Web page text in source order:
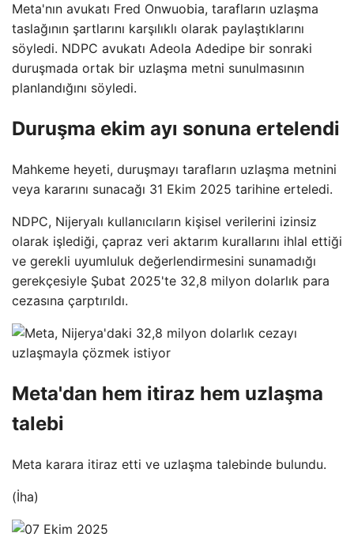
Meta'nın avukatı Fred Onwuobia, tarafların uzlaşma
taslağının şartlarını karşılıklı olarak paylaştıklarını
söyledi. NDPC avukatı Adeola Adedipe bir sonraki
duruşmada ortak bir uzlaşma metni sunulmasının
planlandığını söyledi.
Duruşma ekim ayı sonuna ertelendi
Mahkeme heyeti, duruşmayı tarafların uzlaşma metnini
veya kararını sunacağı 31 Ekim 2025 tarihine erteledi.
NDPC, Nijeryalı kullanıcıların kişisel verilerini izinsiz
olarak işlediği, çapraz veri aktarım kurallarını ihlal ettiği
ve gerekli uyumluluk değerlendirmesini sunamadığı
gerekçesiyle Şubat 2025'te 32,8 milyon dolarlık para
cezasına çarptırıldı.
Meta'dan hem itiraz hem uzlaşma
talebi
Meta karara itiraz etti ve uzlaşma talebinde bulundu.
(İha)